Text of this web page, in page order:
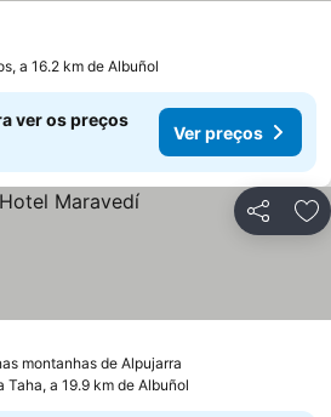
a 16.2 km de Albuñol
ver os preços
Ver preços
Partilhar
montanhas de Alpujarra
Taha, a 19.9 km de Albuñol